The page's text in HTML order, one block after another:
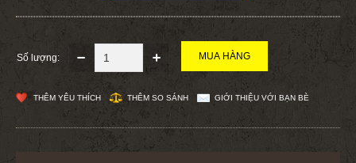
Số lượng:
THÊM YÊU THÍCH THÊM SO SÁNH GIỚI THIỆU VỚI BẠN BÈ